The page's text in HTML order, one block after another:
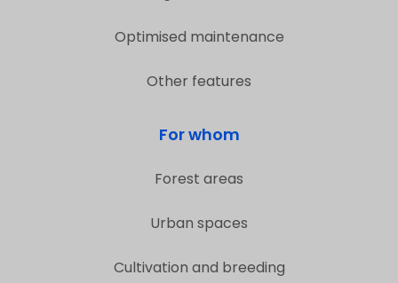
Optimised maintenance
Other features
For whom
Forest areas
Urban spaces
Cultivation and breeding